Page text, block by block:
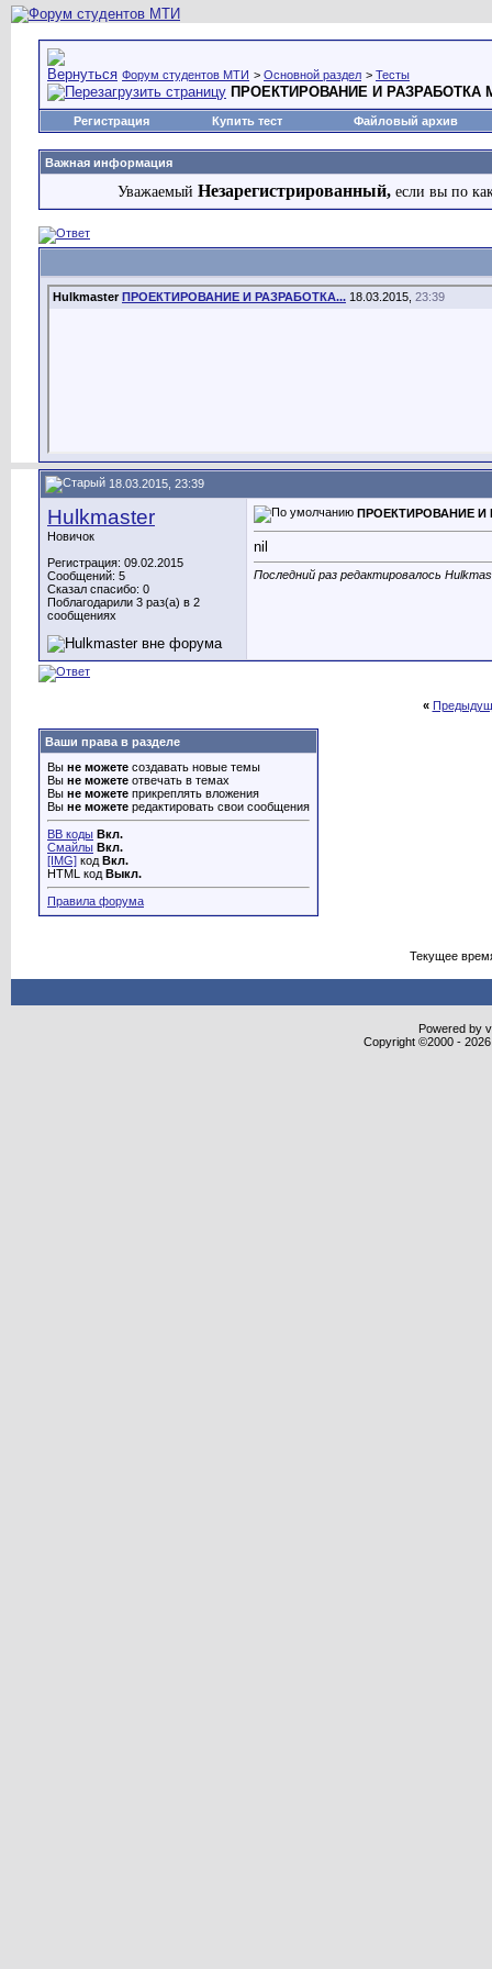
Форум студентов МТИ > Основной раздел > Тесты
ПРОЕКТИРОВАНИЕ И
Регистрация Купить тест Файловый архив
Важная информация
Уважаемый Незарегистрированный, если вы по
Hulkmaster ПРОЕКТИРОВАНИЕ И РАЗРАБОТКА... 18.03.2015, 23:39
18.03.2015, 23:39
Hulkmaster
Новичок
Регистрация: 09.02.2015
Сообщений: 5
Сказал спасибо: 0
Поблагодарили 3 раз(а) в 2
сообщениях
ПРОЕКТИРОВАНИЕ
nil
Последний раз редактировалось
«
Ваши права в разделе
Вы не можете создавать новые темы
Вы не можете отвечать в темах
Вы не можете прикреплять вложения
Вы не можете редактировать свои сообщения
BB коды Вкл.
Смайлы Вкл.
[IMG] код Вкл.
HTML код Выкл.
Правила форума
Текущее
Powered by
Copyright ©2000 -